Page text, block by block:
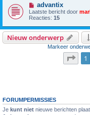
advantix
Laatste bericht door
Reacties: 15
Nieuw onderwerp
Markeer
1
FORUMPERMISSIES
Je kunt niet nieuwe berichten